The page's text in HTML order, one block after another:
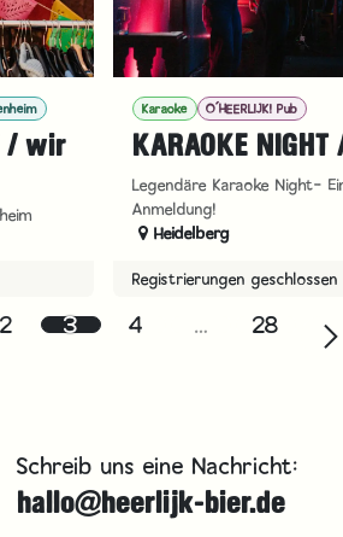
/ wir
Karaoke O´HEERLIJK! Pub
KARAOKE
Legendäre Karaoke Night-
Anmeldung!
Heidelberg
Registrierungen geschlossen
2 3 4 … 28
Schreib uns eine Nachricht:
hallo@heerlijk-bier.de